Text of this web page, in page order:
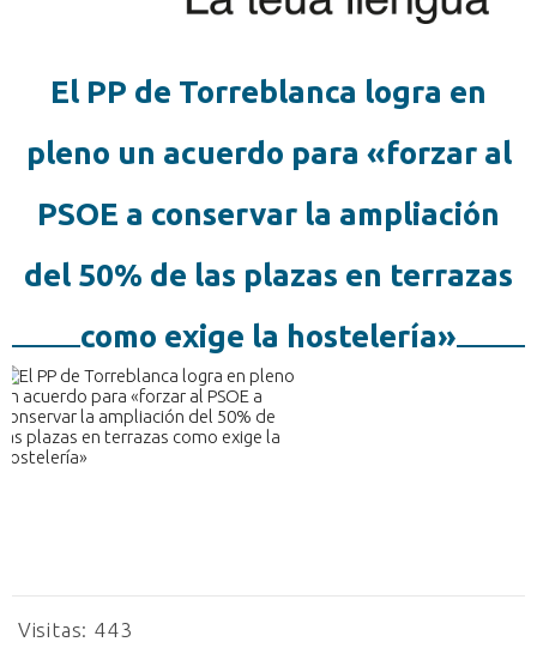
El PP de Torreblanca logra en
pleno un acuerdo para «forzar al
PSOE a conservar la ampliación
del 50% de las plazas en terrazas
como exige la hostelería»
Visitas: 443